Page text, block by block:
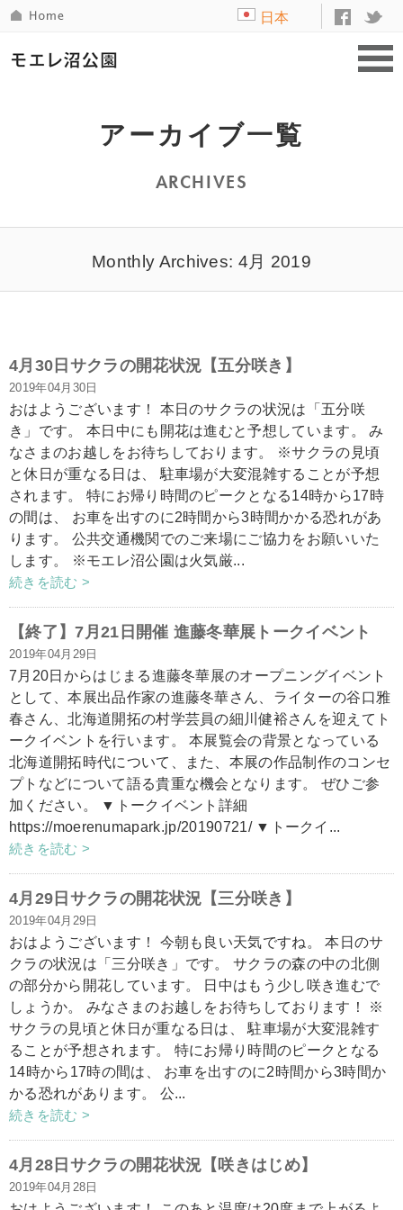
日本
アーカイブ一覧
ARCHIVES
Monthly Archives: 4月 2019
4月30日サクラの開花状況【五分咲き】
2019年04月30日
おはようございます！ 本日のサクラの状況は「五分咲
き」です。 本日中にも開花は進むと予想しています。 み
なさまのお越しをお待ちしております。 ※サクラの見頃
と休日が重なる日は、 駐車場が大変混雑することが予想
されます。 特にお帰り時間のピークとなる14時から17時
の間は、 お車を出すのに2時間から3時間かかる恐れがあ
ります。 公共交通機関でのご来場にご協力をお願いいた
します。 ※モエレ沼公園は火気厳...
続きを読む >
【終了】7月21日開催 進藤冬華展トークイベント
2019年04月29日
7月20日からはじまる進藤冬華展のオープニングイベント
として、本展出品作家の進藤冬華さん、ライターの谷口雅
春さん、北海道開拓の村学芸員の細川健裕さんを迎えてト
ークイベントを行います。 本展覧会の背景となっている
北海道開拓時代について、また、本展の作品制作のコンセ
プトなどについて語る貴重な機会となります。 ぜひご参
加ください。 ▼トークイベント詳細
https://moerenumapark.jp/20190721/ ▼トークイ...
続きを読む >
4月29日サクラの開花状況【三分咲き】
2019年04月29日
おはようございます！ 今朝も良い天気ですね。 本日のサ
クラの状況は「三分咲き」です。 サクラの森の中の北側
の部分から開花しています。 日中はもう少し咲き進むで
しょうか。 みなさまのお越しをお待ちしております！ ※
サクラの見頃と休日が重なる日は、 駐車場が大変混雑す
ることが予想されます。 特にお帰り時間のピークとなる
14時から17時の間は、 お車を出すのに2時間から3時間か
かる恐れがあります。 公...
続きを読む >
4月28日サクラの開花状況【咲きはじめ】
2019年04月28日